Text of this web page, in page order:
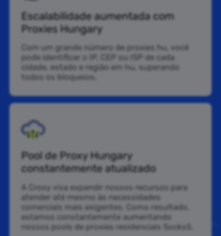
Escalabilidade aumentada com
Proxies Hungary
Com um grande número de proxies hu, você
pode identificar o IP, CEP ou ISP de cada
cidade, estado e região em hu, superando
todos os bloqueios.
Pool de Proxy Hungary
constantemente atualizado
A Croxy visa expandir nossos recursos para
atender até mesmo às necessidades
comerciais mais exigentes. Como resultado,
estamos constantemente aumentando
nossos pools de proxies residenciais Socks5.